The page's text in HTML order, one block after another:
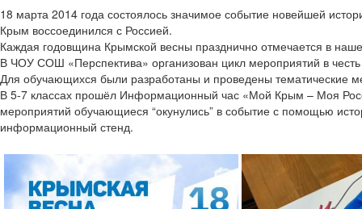
18 марта 2014 года состоялось значимое событие новейшей
Крым воссоединился с Россией.
Каждая годовщина Крымской весны празднично отмечается в
В ЧОУ СОШ «Перспектива» организован цикл мероприятий в
Для обучающихся были разработаны и проведены тематические
В 5-7 классах прошёл Информационный час «Мой Крым – Моя
мероприятий обучающиеся “окунулись” в событие с помощью
информационный стенд.